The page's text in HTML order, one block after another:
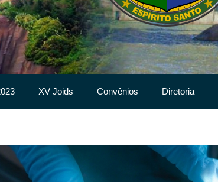
XV Joids Convênios Diretoria